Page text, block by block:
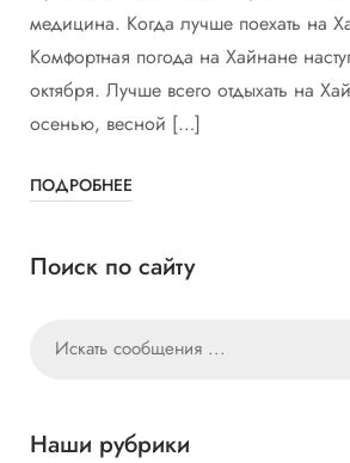
медицина. Когда лучше поехать на
Комфортная погода на Хайнане
октября. Лучше всего отдыхать на
осенью, весной […]
ПОДРОБНЕЕ
Поиск по сайту
Наши рубрики